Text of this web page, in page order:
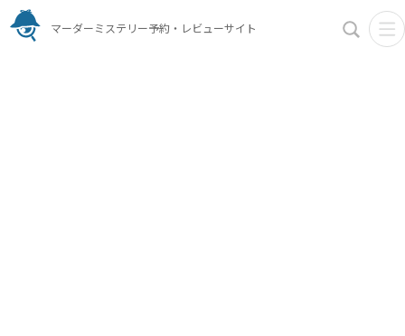
マーダーミステリー予約・レビューサイト